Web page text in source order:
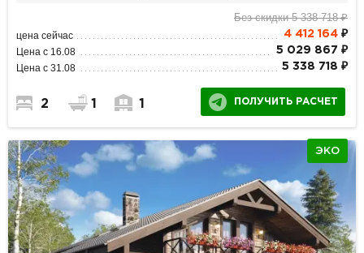
Без скидки 5 338 718 ₽
цена сейчас 4 412 164₽
Цена с 16.08 5 029 867 ₽
Цена с 31.08 5 338 718 ₽
2 1 1 ПОЛУЧИТЬ РАСЧЕТ
ЭКО